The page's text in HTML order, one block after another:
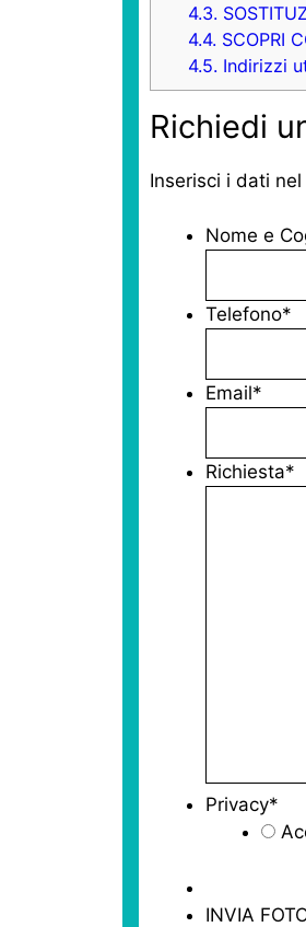
4.3.
4.4. SCOPRI
4.5. Indirizzi
Richiedi
Inserisci i dati
Nome e
Telefono*
Email*
Richiesta*
Privacy*
INVIA